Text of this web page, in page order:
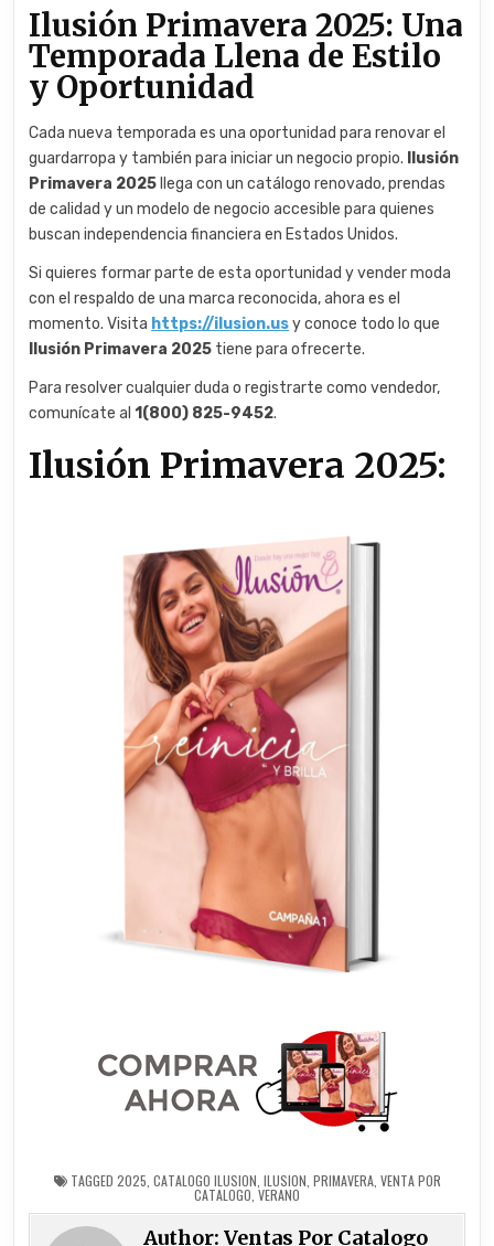
Ilusión Primavera 2025: Una
Temporada Llena de Estilo
y Oportunidad
Cada nueva temporada es una oportunidad para renovar el
guardarropa y también para iniciar un negocio propio. Ilusión
Primavera 2025llega con un catálogo renovado, prendas
de calidad y un modelo de negocio accesible para quienes
buscan independencia financiera en Estados Unidos.
Si quieres formar parte de esta oportunidad y vender moda
con el respaldo de una marca reconocida, ahora es el
momento. Visita https://ilusion.usy conoce todo lo que
Ilusión Primavera 2025 tiene para ofrecerte.
Para resolver cualquier duda o registrarte como vendedor,
comunícate al1(800) 825-9452.
Ilusión Primavera 2025:
TAGGED 2025 CATALOGO ILUSION ILUSION PRIMAVERA, VENTA POR
CATALOGO VERANO
Author:Ventas Por Catalogo